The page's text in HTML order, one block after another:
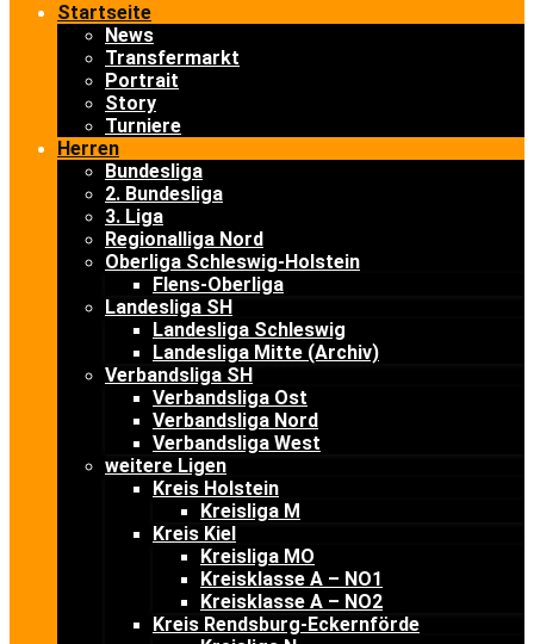
Startseite
News
Transfermarkt
Portrait
Story
Turniere
Herren
Bundesliga
2. Bundesliga
3. Liga
Regionalliga Nord
Oberliga Schleswig-Holstein
Flens-Oberliga
Landesliga SH
Landesliga Schleswig
Landesliga Mitte (Archiv)
Verbandsliga SH
Verbandsliga Ost
Verbandsliga Nord
Verbandsliga West
weitere Ligen
Kreis Holstein
Kreisliga M
Kreis Kiel
Kreisliga MO
Kreisklasse A – NO1
Kreisklasse A – NO2
Kreis Rendsburg-Eckernförde